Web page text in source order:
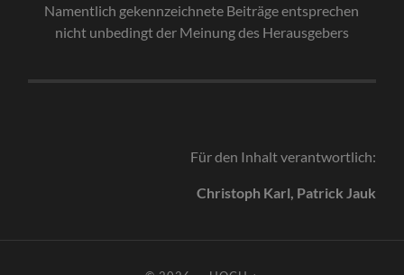
Namentlich gekennzeichnete Beiträge entsprechen
nicht unbedingt der Meinung des Herausgebers
Für den Inhalt verantwortlich:
Christoph Karl, Patrick Jauk